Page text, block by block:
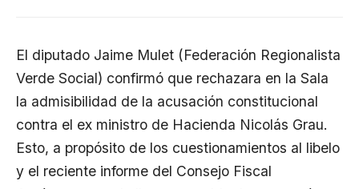
El diputado Jaime Mulet (Federación Regionalista
Verde Social) confirmó que rechazara en la Sala
la admisibilidad de la acusación constitucional
contra el ex ministro de Hacienda Nicolás Grau.
Esto, a propósito de los cuestionamientos al libelo
y el reciente informe del Consejo Fiscal